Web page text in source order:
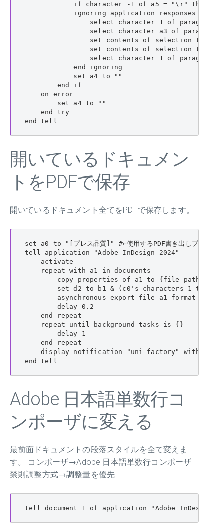
if character -1 of a5 = "\r" then
            ignoring application responses
select character 1 of paragraph
select character a3 of
                set contents of selection to "a"
set contents of selection to a4
select character 1 of paragraph
            end ignoring
            set a4 to ""
        end if
    on error
        set a4 to ""
    end try
end tell
開いているドキュメン
トをPDFで保存
開いているドキュメント全てをPDFで保存します。
set a0 to "[プレス品質]" #←使用するPDF書き出しプリセット
tell application "Adobe InDesign 2024"
    activate
    repeat with a1 in documents
copy properties of a1 to {file path:b1,
set d2 to b1 & (c0's characters 1 thru
asynchronous export file a1 format PDF
        delay 0.2
    end repeat
    repeat until background tasks is {}
        delay 1
    end repeat
display notification "uni-factory" with title
end tell
Adobe 日本語単数行コ
ンポーザに変える
最前面ドキュメントの段落スタイルを全て変えま
す。 コンポーザ→Adobe 日本語単数行コンポーザ
禁則調整方式→調整量を優先
tell document 1 of application "Adobe InDesign